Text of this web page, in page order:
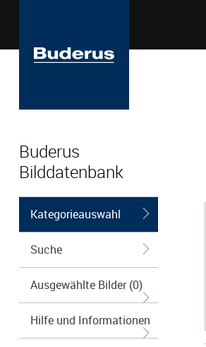
Buderus
Bilddatenbank
Kategorieauswahl
Suche
Ausgewählte Bilder (0)
Hilfe und Informationen